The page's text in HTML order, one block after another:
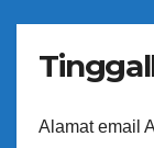
Alamat email